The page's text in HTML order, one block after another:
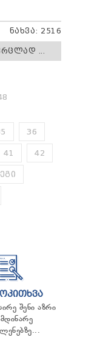
ᲜᲐᲮᲕᲐ: 2516
...
36
41 42
შენი აზრი